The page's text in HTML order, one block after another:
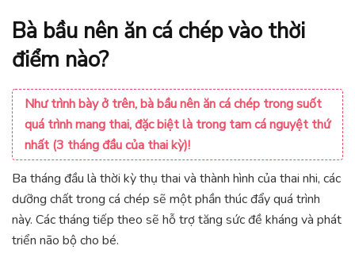
Bà bầu nên ăn cá chép vào thời
điểm nào?
Như trình bày ở trên, bà bầu nên ăn cá chép trong suốt
quá trình mang thai, đặc biệt là trong tam cá nguyệt thứ
nhất (3 tháng đầu của thai kỳ)!
Ba tháng đầu là thời kỳ thụ thai và thành hình của thai nhi, các
dưỡng chất trong cá chép sẽ một phần thúc đẩy quá trình
này. Các tháng tiếp theo sẽ hỗ trợ tăng sức đề kháng và phát
triển não bộ cho bé.